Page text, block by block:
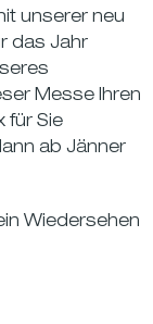
unserer neu
das Jahr
Messe Ihren
für Sie
ab Jänner
Wiedersehen